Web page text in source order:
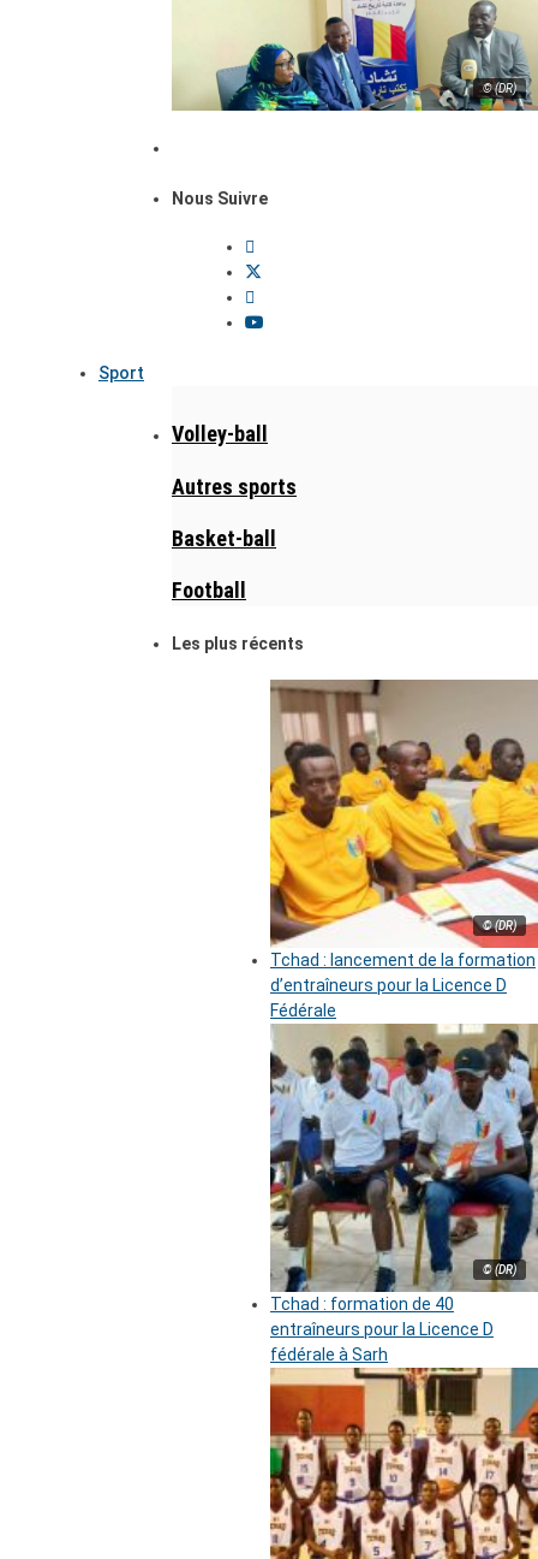
© (DR)
Nous Suivre
Sport
Volley-ball
Autres sports
Basket-ball
Football
Les plus récents
© (DR)
Tchad : lancement de la formation
d’entraîneurs pour la Licence D
Fédérale
© (DR)
Tchad : formation de 40
entraîneurs pour la Licence D
fédérale à Sarh